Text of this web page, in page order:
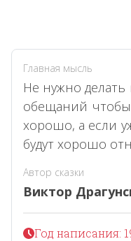
Главная мысль
Не нужно делать
обещаний
хорошо, а если
будут хорошо
Автор сказки
Виктор
Год написания: